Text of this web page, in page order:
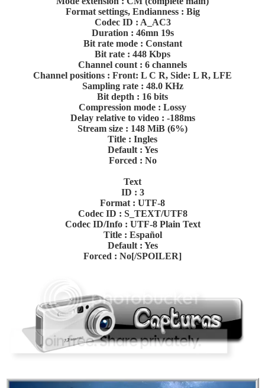
Format settings, Endianness : Big
Codec ID : A_AC3
Duration : 46mn 19s
Bit rate mode : Constant
Bit rate : 448 Kbps
Channel count : 6 channels
Channel positions : Front: L C R, Side: L R, LFE
Sampling rate : 48.0 KHz
Bit depth : 16 bits
Compression mode : Lossy
Delay relative to video : -188ms
Stream size : 148 MiB (6%)
Title : Ingles
Default : Yes
Forced : No
Text
ID : 3
Format : UTF-8
Codec ID : S_TEXT/UTF8
Codec ID/Info : UTF-8 Plain Text
Title : Español
Default : Yes
Forced : No[/SPOILER]